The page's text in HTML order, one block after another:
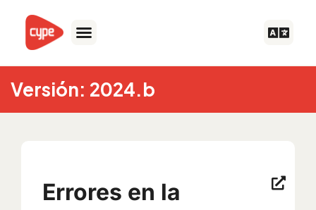
contenido
Versión: 2024.b
Errores en la